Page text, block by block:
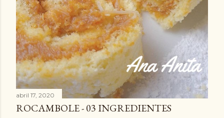
abril 17, 2020
ROCAMBOLE - 03 INGREDIENTES